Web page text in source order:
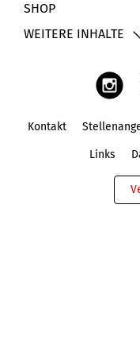
SHOP
WEITERE INHALTE
Kontakt
Links